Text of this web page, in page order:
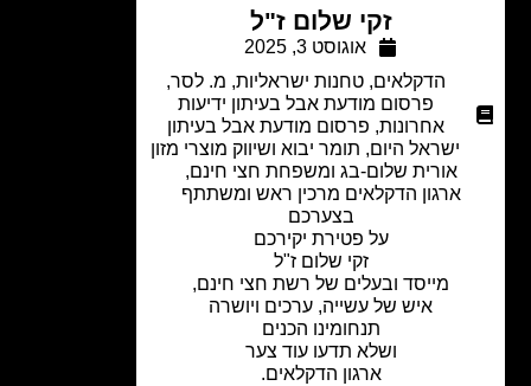
זקי שלום ז"ל
אוגוסט 3, 2025
הדקלאים,טחנות ישראליות,מ. לסר
פרסום מודעת אבל בעיתון ידיעות
אחרונות,פרסום מודעת אבל בעיתון
ישראל היום,תומר יבוא ושיווק מוצרי מזון
אורית שלום-בג ומשפחת חצי חינם,
ארגון הדקלאים מרכין ראש ומשתתף
בצערכם
על פטירת יקירכם
זקי שלום ז"ל
מייסד ובעלים של רשת חצי חינם,
איש של עשייה, ערכים ויושרה
תנחומינו הכנים
ושלא תדעו עוד צער
ארגון הדקלאים.